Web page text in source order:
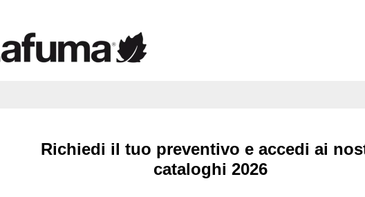
Richiedi il tuo preventivo e accedi ai
cataloghi 2026